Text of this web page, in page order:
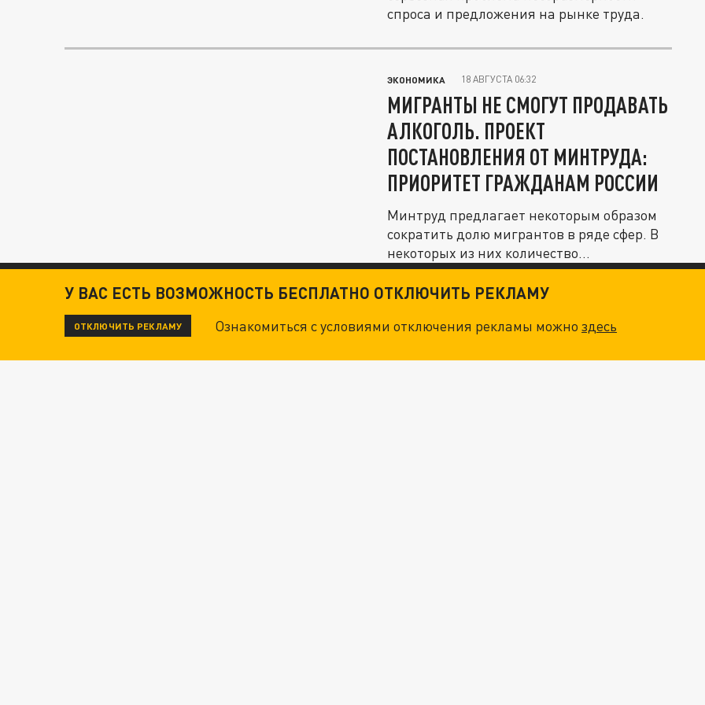
спроса и предложения на рынке труда.
ЭКОНОМИКА 18 АВГУСТА 06:32
МИГРАНТЫ НЕ СМОГУТ ПРОДАВАТЬ
АЛКОГОЛЬ. ПРОЕКТ
ПОСТАНОВЛЕНИЯ ОТ МИНТРУДА:
ПРИОРИТЕТ ГРАЖДАНАМ РОССИИ
Минтруд предлагает некоторым образом
сократить долю мигрантов в ряде сфер. В
некоторых из них количество...
У ВАС ЕСТЬ ВОЗМОЖНОСТЬ БЕСПЛАТНО ОТКЛЮЧИТЬ РЕКЛАМУ
ОТКЛЮЧИТЬ РЕКЛАМУ Ознакомиться с условиями отключения рекламы можноздесь